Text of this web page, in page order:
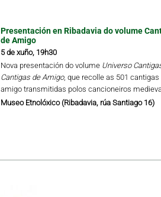
Presentación en Ribadavia do volume
de Amigo
5 de xuño, 19h30
Nova presentación do volume Universo
Cantigas de Amigo, que recolle as 501 cantigas
amigo transmitidas polos cancioneiros
Museo Etnolóxico (Ribadavia, rúa Santiago 16)